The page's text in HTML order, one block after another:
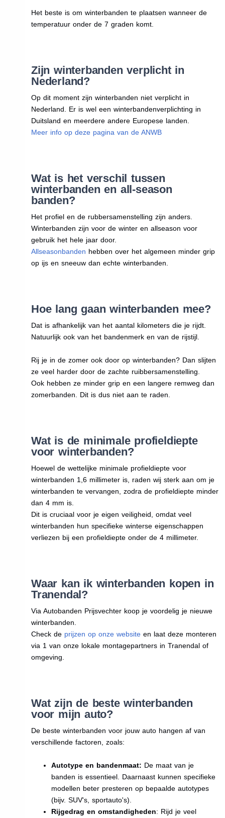
Het beste is om winterbanden te plaatsen wanneer de
temperatuur onder de 7 graden komt.
Zijn winterbanden verplicht in
Nederland?
Op dit moment zijn winterbanden niet verplicht in
Nederland. Er is wel een winterbandenverplichting in
Duitsland en meerdere andere Europese landen.
Meer info op deze pagina van de ANWB
Wat is het verschil tussen
winterbanden en all-season
banden?
Het profiel en de rubbersamenstelling zijn anders.
Winterbanden zijn voor de winter en allseason voor
gebruik het hele jaar door.
Allseasonbanden hebben over het algemeen minder grip
op ijs en sneeuw dan echte winterbanden.
Hoe lang gaan winterbanden mee?
Dat is afhankelijk van het aantal kilometers die je rijdt.
Natuurlijk ook van het bandenmerk en van de rijstijl.
Rij je in de zomer ook door op winterbanden? Dan slijten
ze veel harder door de zachte ruibbersamenstelling.
Ook hebben ze minder grip en een langere remweg dan
zomerbanden. Dit is dus niet aan te raden.
Wat is de minimale profieldiepte
voor winterbanden?
Hoewel de wettelijke minimale profieldiepte voor
winterbanden 1,6 millimeter is, raden wij sterk aan om je
winterbanden te vervangen, zodra de profieldiepte minder
dan 4 mm is.
Dit is cruciaal voor je eigen veiligheid, omdat veel
winterbanden hun specifieke winterse eigenschappen
verliezen bij een profieldiepte onder de 4 millimeter.
Waar kan ik winterbanden kopen in
Tranendal?
Via Autobanden Prijsvechter koop je voordelig je nieuwe
winterbanden.
Check de prijzen op onze websiteen laat deze monteren
via 1 van onze lokale montagepartners in Tranendal of
omgeving.
Wat zijn de beste winterbanden
voor mijn auto?
De beste winterbanden voor jouw auto hangen af van
verschillende factoren, zoals:
Autotype en bandenmaat: De maat van je
banden is essentieel. Daarnaast kunnen specifieke
modellen beter presteren op bepaalde autotypes
(bijv. SUV's, sportauto's).
Rijgedrag en omstandigheden: Rijd je veel